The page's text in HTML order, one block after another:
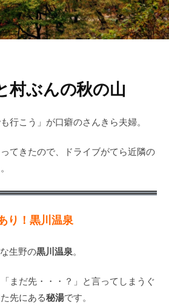
村ぶんの秋の山
行こう」が口癖のさんきら夫婦。
てきたので、ドライブがてら近隣の
り！黒川温泉
生野の黒川温泉。
まだ先・・・？」と言ってしまうぐ
先にある秘湯です。